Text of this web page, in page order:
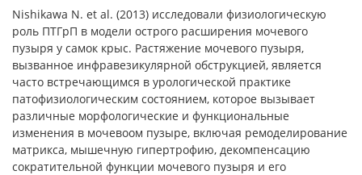
Nishikawa N. et al. (2013) исследовали физиологическую
роль ПТГрП в модели острого расширения мочевого
пузыря у самок крыс. Растяжение мочевого пузыря,
вызванное инфравезикулярной обструкцией, является
часто встречающимся в урологической практике
патофизиологическим состоянием, которое вызывает
различные морфологические и функциональные
изменения в мочевоом пузыре, включая ремоделирование
матрикса, мышечную гипертрофию, декомпенсацию
сократительной функции мочевого пузыря и его